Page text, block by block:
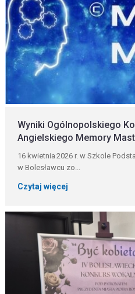
Wyniki Ogólnopolskiego
Angielskiego Memory
16 kwietnia 2026 r. w Szkole
w Bolesławcu zo...
Czytaj więcej